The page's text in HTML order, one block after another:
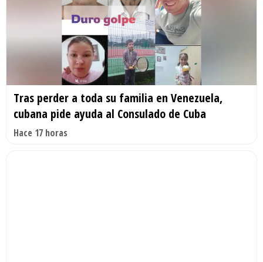
Tras perder a toda su familia en Venezuela,
cubana pide ayuda al Consulado de Cuba
Hace 17 horas